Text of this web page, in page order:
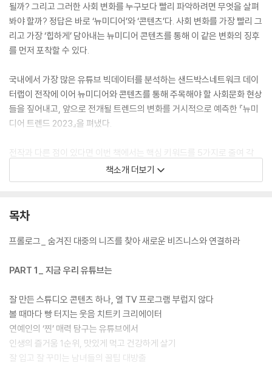
될까? 그리고 그러한 사회 변화를 누구보다 빨리 파악하려면 무엇을 살펴
봐야 할까? 정답은 바로 ‘뉴미디어’와 ‘콘텐츠’다. 사회 변화를 가장 빨리 그
리고 가장 ‘힙하게’ 담아내는 뉴미디어 콘텐츠를 통해 이 같은 변화의 징후
를 먼저 포착할 수 있다.
국내에서 가장 많은 유튜브 빅데이터를 분석하는 샌드박스네트워크 데이
터랩이 전작에 이어 뉴미디어와 콘텐츠를 통해 주목해야 할 사회문화 현상
들을 짚어내고, 앞으로 전개될 트렌드의 변화를 거시적으로 예측한 『뉴미
디어 트렌드 2023』을 펴냈다.
전작과 다른 점이 있다면 이번 책에서는 핵심 키워드를 5가지로 줄여 각
주제마다 더 깊이 있는 내용을 담고자 했다는 점이다. 여기에는 이유가 있
다. 전 세계적으로 물가가 치솟고 경기 침체가 예고되는 최근과 같은 상황
향이 크기 때문이다. 즉, 지금은 단발적으로 여러 개의 키워드를 훑기보다
어내는 것이 더 중요해진 시대라고 할 수 있다.
트렌드가 잠잠할 때는 그 아래에 숨겨진 ‘대중의 니즈’가 무엇인지에 주목
성화되면 가장 먼저 폭발하며 새로운 시장을 만들어낼 테니 말이다. 메가
트렌드의 출발점이 되는 뉴미디어와 콘텐츠가 아주 좋은 힌트다. 이 책을
통해 그러한 변화의 흐름을 누구보다 먼저 읽어낼 수 있을 것이다.
책소개 더보기
목차
프롤로그_ 숨겨진 대중의 니즈를 찾아 새로운 비즈니스와 연결하라
PART 1_ 지금 우리 유튜브는
잘 만든 스튜디오 콘텐츠 하나, 열 TV 프로그램 부럽지 않다
볼 때마다 빵 터지는 웃음 치트키 크리에이터
연예인의 ‘찐’ 매력 탐구는 유튜브에서
인생의 즐거움 1순위, 맛있게 먹고 건강하게 살기
잘 입고 잘 꾸미는 남녀들의 꿀팁 대방출